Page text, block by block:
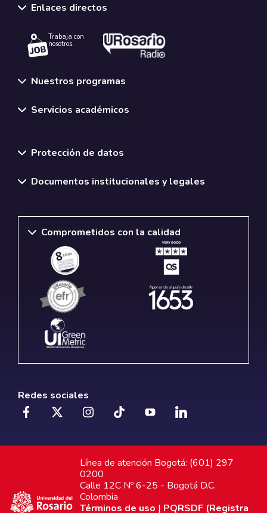
Enlaces directos
Trabaja con
nosotros.
Nuestros programas
Servicios académicos
Protección de datos
Documentos institucionales y legales
Comprometidos con la calidad
Redes sociales
Línea de atención Bogotá: (601) 297
0200
Calle 12C Nº 6-25 - Bogotá D.C.
Colombia
Términos de uso | PQRSDF (Registra